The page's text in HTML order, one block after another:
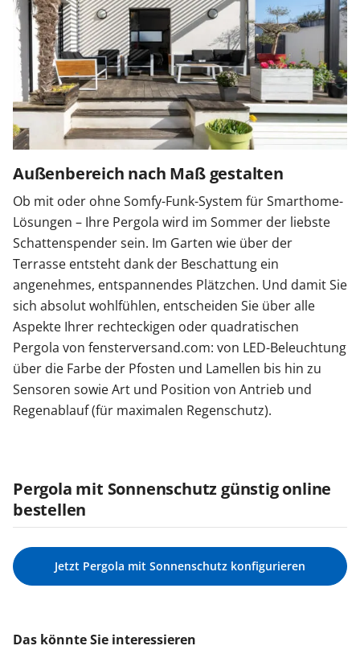
Außenbereich nach Maß gestalten
Ob mit oder ohne Somfy-Funk-System für Smarthome-
Lösungen – Ihre Pergola wird im Sommer der liebste
Schattenspender sein. Im Garten wie über der
Terrasse entsteht dank der Beschattung ein
angenehmes, entspannendes Plätzchen. Und damit Sie
sich absolut wohlfühlen, entscheiden Sie über alle
Aspekte Ihrer rechteckigen oder quadratischen
Pergola von fensterversand.com: von LED-Beleuchtung
über die Farbe der Pfosten und Lamellen bis hin zu
Sensoren sowie Art und Position von Antrieb und
Regenablauf (für maximalen Regenschutz).
Pergola mit Sonnenschutz günstig online
bestellen
Jetzt Pergola mit Sonnenschutz konfigurieren
Das könnte Sie interessieren